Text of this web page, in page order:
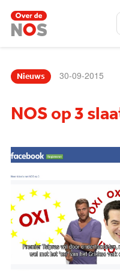
Nieuws 30-09-2015
NOS op 3